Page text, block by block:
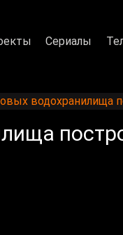
Сериалы
водохранилища